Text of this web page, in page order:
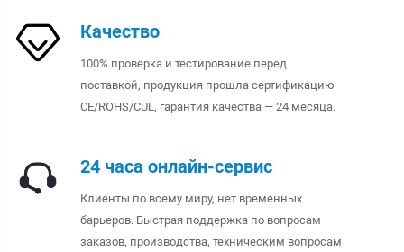
Качество
100% проверка и тестирование перед
поставкой, продукция прошла сертификацию
CE/ROHS/CUL, гарантия качества — 24 месяца.
24 часа онлайн-сервис
Клиенты по всему миру, нет временных
барьеров. Быстрая поддержка по вопросам
заказов, производства, техническим вопросам